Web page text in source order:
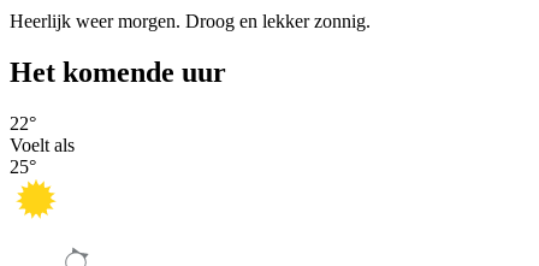
Heerlijk weer morgen. Droog en lekker zonnig.
Het komende uur
22°
Voelt als
25°